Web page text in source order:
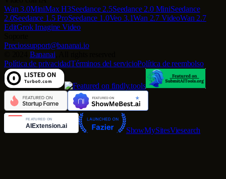
Wan 3.0MiniMax H3Seedance 2.5Seedance 2.0 MiniSeedance
2.0Seedance 1.5 ProSeedance 1.0Veo 3.1Wan 2.7 VideoWan 2.7
EditGrok Imagine Video
Preciossupport@bananai.io
Bananai
Política de privacidadTérminos del servicioPolítica de reembolso
ShowMySitesViesearch